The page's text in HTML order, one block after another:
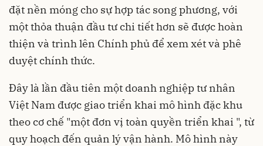
đặt nền móng cho sự hợp tác song phương, với
một thỏa thuận đầu tư chi tiết hơn sẽ được hoàn
thiện và trình lên Chính phủ để xem xét và phê
duyệt chính thức.
Đây là lần đầu tiên một doanh nghiệp tư nhân
Việt Nam được giao triển khai mô hình đặc khu
theo cơ chế "một đơn vị toàn quyền triển khai ", từ
quy hoạch đến quản lý vận hành. Mô hình này